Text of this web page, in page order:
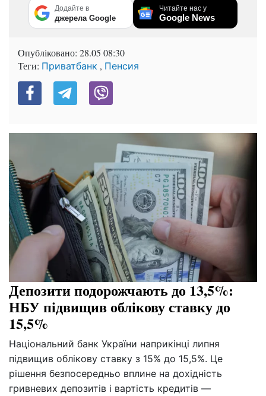
Додайте в
джерела Google
Читайте нас у
Google News
Опубліковано: 28.05 08:30
Теги: Приватбанк , Пенсия
Депозити подорожчають до 13,5%:
НБУ підвищив облікову ставку до
15,5%
Національний банк України наприкінці липня
підвищив облікову ставку з 15% до 15,5%. Це
рішення безпосередньо вплине на дохідність
гривневих депозитів і вартість кредитів —